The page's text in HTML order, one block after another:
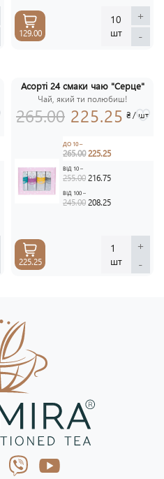
10
шт
+
-
129.00
Асорті 24 смаки чаю "Серце"
Чай, який ти полюбиш!
265.00 225.25 ₴ / шт
ДО 10 –
265.00225.25
ВІД 10 –
255.00 216.75
ВІД 100 –
245.00 208.25
1
шт
+
-
225.25